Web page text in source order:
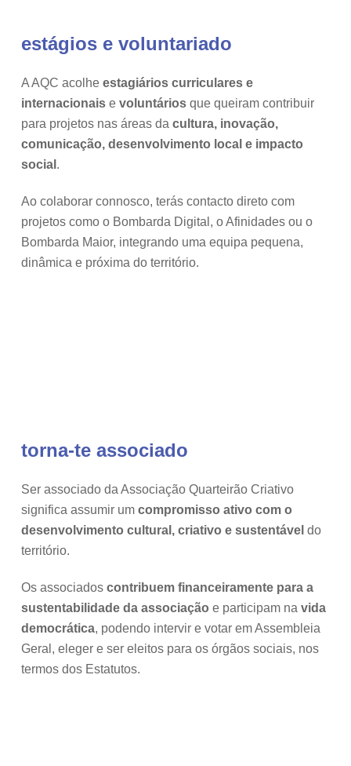
estágios e voluntariado
A AQC acolhe estagiários curriculares e
internacionaise voluntáriosque queiram contribuir
para projetos nas áreas da cultura, inovação,
comunicação, desenvolvimento local e impacto
social .
Ao colaborar connosco, terás contacto direto com
projetos como o Bombarda Digital, o Afinidades ou o
Bombarda Maior, integrando uma equipa pequena,
dinâmica e próxima do território.
torna-te associado
Ser associado da Associação Quarteirão Criativo
significa assumir um compromisso ativo com o
desenvolvimento cultural, criativo e sustentável do
território.
Os associados contribuem financeiramente para a
sustentabilidade da associação e participam na vida
democrática, podendo intervir e votar em Assembleia
Geral, eleger e ser eleitos para os órgãos sociais, nos
termos dos Estatutos.